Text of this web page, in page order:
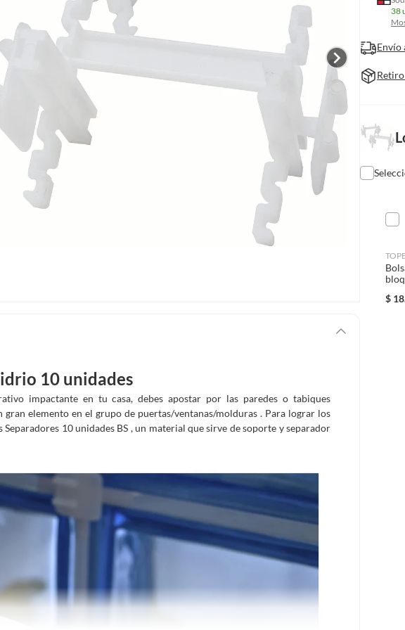
10 unidades
impactante en tu casa, debes apostar por las paredes o tabiques
elemento en el grupo de puertas/ventanas/molduras . Para lograr los
10 unidades BS , un material que sirve de soporte y separador
38
Envío
$